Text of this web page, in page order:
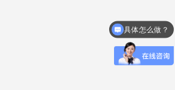
什么时候放款？